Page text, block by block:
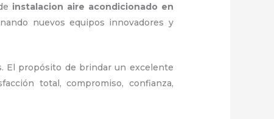
instalacion aire acondicionado en
nuevos equipos innovadores y
El propósito de brindar un excelente
total, compromiso, confianza,